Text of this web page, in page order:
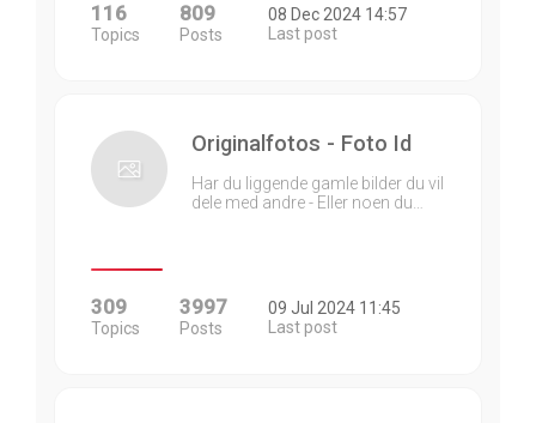
116
Topics
809
Posts
08 Dec 2024 14:57
Last post
Originalfotos - Foto Id
Har du liggende gamle bilder du vil
dele med andre - Eller noen du…
309
Topics
3997
Posts
09 Jul 2024 11:45
Last post